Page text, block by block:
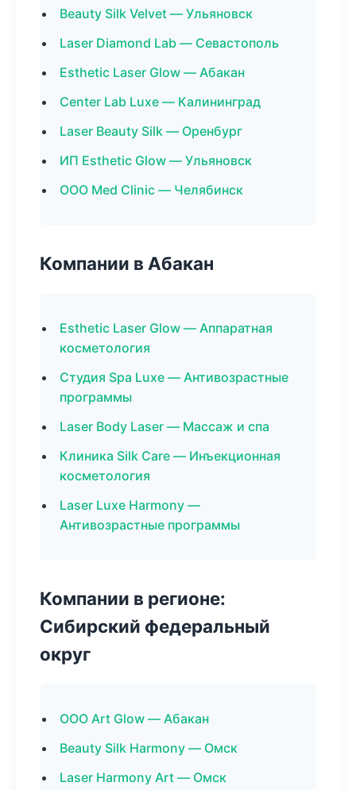
Beauty Silk Velvet — Ульяновск
Laser Diamond Lab — Севастополь
Esthetic Laser Glow — Абакан
Center Lab Luxe — Калининград
Laser Beauty Silk — Оренбург
ИП Esthetic Glow — Ульяновск
ООО Med Clinic — Челябинск
Компании в Абакан
Esthetic Laser Glow — Аппаратная
косметология
Студия Spa Luxe — Антивозрастные
программы
Laser Body Laser — Массаж и спа
Клиника Silk Care — Инъекционная
косметология
Laser Luxe Harmony —
Антивозрастные программы
Компании в регионе:
Сибирский федеральный
округ
ООО Art Glow — Абакан
Beauty Silk Harmony — Омск
Laser Harmony Art — Омск